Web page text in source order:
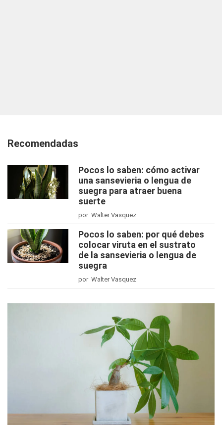
Recomendadas
Pocos lo saben: cómo activar
una sansevieria o lengua de
suegra para atraer buena
suerte
por Walter Vasquez
Pocos lo saben: por qué debes
colocar viruta en el sustrato
de la sansevieria o lengua de
suegra
por Walter Vasquez